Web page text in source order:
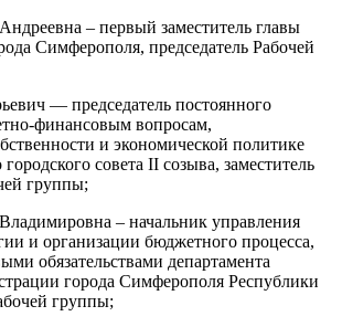
– первый заместитель главы
Симферополя, председатель Рабочей
— председатель постоянного
финансовым вопросам,
и экономической политике
совета II созыва, заместитель
группы;
– начальник управления
и организации бюджетного процесса,
обязательствами департамента
города Симферополя Республики
группы;